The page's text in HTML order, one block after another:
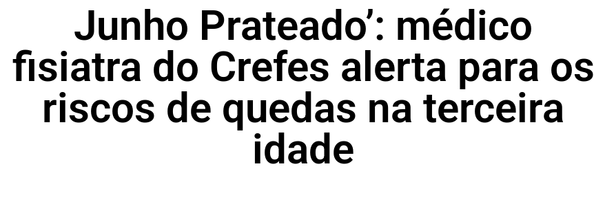
Junho Prateado’: médico
fisiatra do Crefes alerta para os
riscos de quedas na terceira
idade